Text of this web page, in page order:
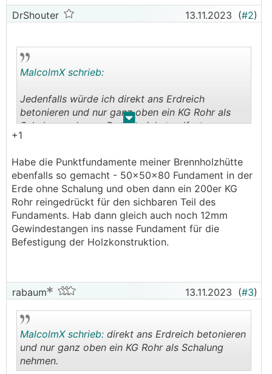
DrShouter 13.11.2023 (#2)
. .
MalcolmX schrieb:
Jedenfalls würde ich direkt ans Erdreich
betonieren und nur ganz oben ein KG Rohr als
Schalung nehmen. Das ist viel standfester...
lieber 80 als 50cm. Gibt aber bessere Wege als
+1
Habe die Punktfundamente meiner Brennholzhütte
ebenfalls so gemacht - 50x50x80 Fundament in der
Erde ohne Schalung und oben dann ein 200er KG
Rohr reingedrückt für den sichbaren Teil des
Fundaments. Hab dann gleich auch noch 12mm
Gewindestangen ins nasse Fundament für die
Befestigung der Holzkonstruktion.
rabaum 13.11.2023 (#3)
MalcolmX schrieb: direkt ans Erdreich betonieren
und nur ganz oben ein KG Rohr als Schalung
nehmen.